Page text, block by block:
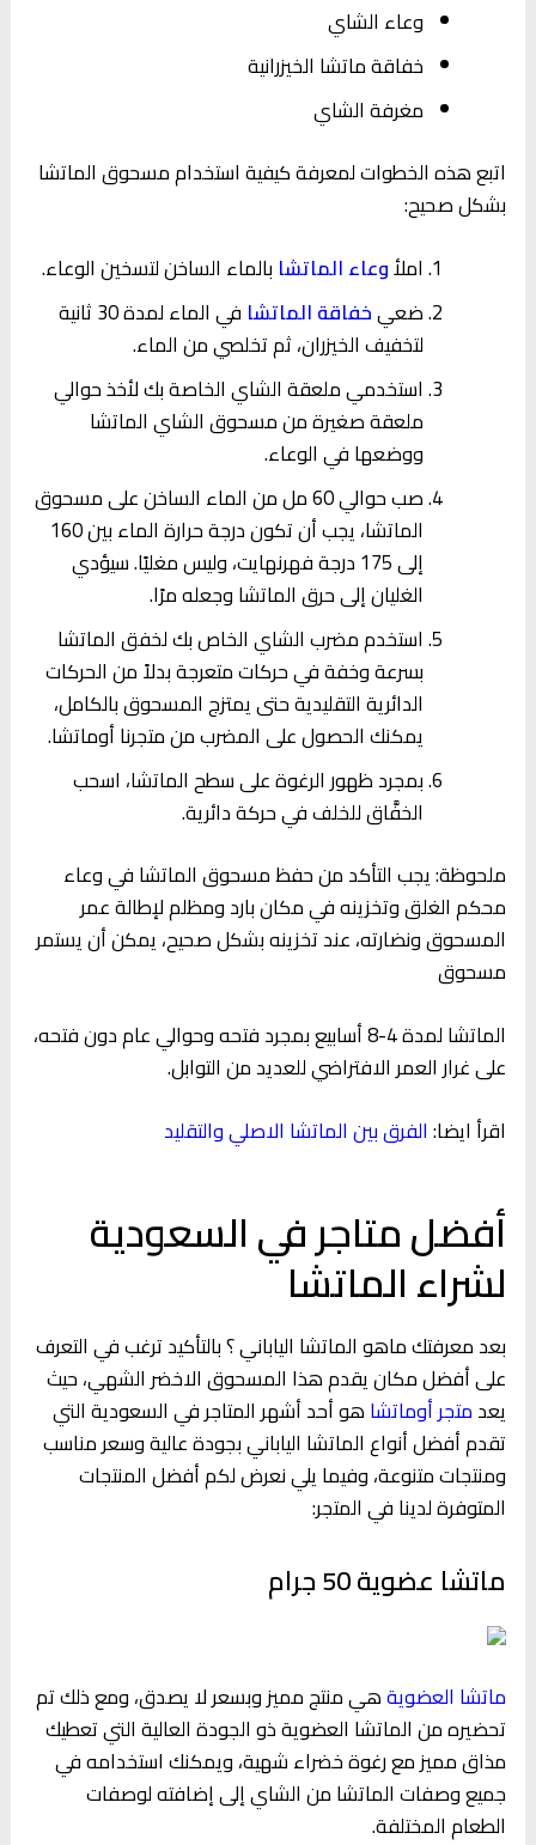
وعاء الشاي
خفاقة ماتشا الخيزرانية
مغرفة الشاي
اتبع هذه الخطوات لمعرفة كيفية استخدام مسحوق الماتشا
بشكل صحيح:
املأوعاء الماتشا بالماء الساخن لتسخين الوعاء.
ضعيخفاقة الماتشا
في الماء لمدة 30 ثانية
لتخفيف الخيزران، ثم تخلصي من الماء.
استخدمي ملعقة الشاي الخاصة بك لأخذ حوالي
ملعقة صغيرة من مسحوق الشاي الماتشا
ووضعها في الوعاء.
صب حوالي 60 مل من الماء الساخن على مسحوق
الماتشا، يجب أن تكون درجة حرارة الماء بين 160
إلى 175 درجة فهرنهايت، وليس مغليًا. سيؤدي
الغليان إلى حرق الماتشا وجعله مرًا.
استخدم مضرب الشاي الخاص بك لخفق الماتشا
بسرعة وخفة في حركات متعرجة بدلاً من الحركات
الدائرية التقليدية حتى يمتزج المسحوق بالكامل،
يمكنك الحصول على المضرب من متجرنا أوماتشا.
بمجرد ظهور الرغوة على سطح الماتشا، اسحب
الخفَّاق للخلف في حركة دائرية.
ملحوظة: يجب التأكد من حفظ مسحوق الماتشا في وعاء
محكم الغلق وتخزينه في مكان بارد ومظلم لإطالة عمر
المسحوق ونضارته، عند تخزينه بشكل صحيح، يمكن أن يستمر
مسحوق
الماتشا لمدة 4-8 أسابيع بمجرد فتحه وحوالي عام دون فتحه،
على غرار العمر الافتراضي للعديد من التوابل.
اقرأ ايضا: الفرق بين الماتشا الاصلي والتقليد
أفضل متاجر في السعودية
لشراء الماتشا
بعد معرفتك ماهو الماتشا الياباني ؟ بالتأكيد ترغب في التعرف
على أفضل مكان يقدم هذا المسحوق الاخضر الشهي، حيث
يعدمتجر أوماتشا هو أحد أشهر المتاجر في السعودية التي
تقدم أفضل أنواع الماتشا الياباني بجودة عالية وسعر مناسب
ومنتجات متنوعة، وفيما يلي نعرض لكم أفضل المنتجات
المتوفرة لدينا في المتجر:
ماتشا عضوية 50 جرام
ماتشا العضويةهي منتج مميز وبسعر لا يصدق، ومع ذلك تم
تحضيره من الماتشا العضوية ذو الجودة العالية التي تعطيك
مذاق مميز مع رغوة خضراء شهية، ويمكنك استخدامه في
جميع وصفات الماتشا من الشاي إلى إضافته لوصفات
الطعام المختلفة.